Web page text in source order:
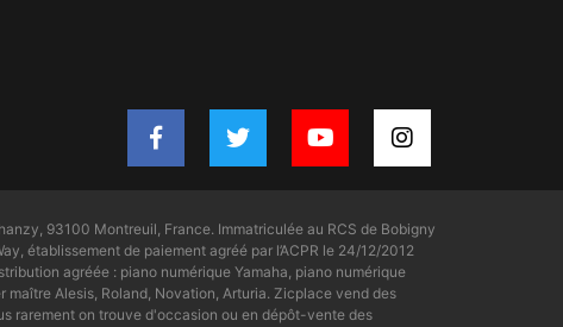
93100 Montreuil, France. Immatriculée au RCS de Bobigny
établissement de paiement agréé par l’ACPR le 24/12/2012
agréée : piano numérique Yamaha, piano numérique
Alesis, Roland, Novation, Arturia. Zicplace vend des
rarement on trouve d'occasion ou en dépôt-vente des